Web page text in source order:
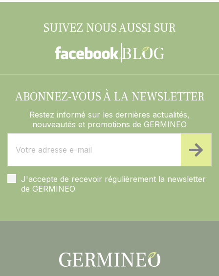
SUIVEZ NOUS AUSSI SUR
ABONNEZ-VOUS À LA NEWSLETTER
Restez informé sur les dernières actualités,
nouveautés et promotions de GERMINEO
J'accepte de recevoir régulièrement la newsletter
de GERMINEO